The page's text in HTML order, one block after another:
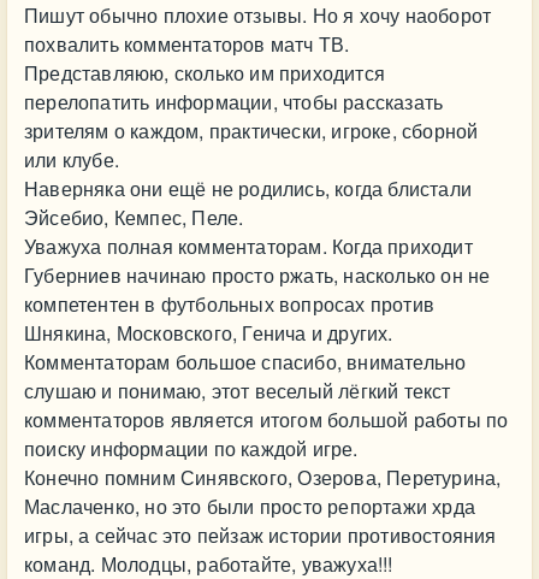
Пишут обычно плохие отзывы. Но я хочу наоборот
похвалить комментаторов матч ТВ.
Представляюю, сколько им приходится
перелопатить информации, чтобы рассказать
зрителям о каждом, практически, игроке, сборной
или клубе.
Наверняка они ещё не родились, когда блистали
Эйсебио, Кемпес, Пеле.
Уважуха полная комментаторам. Когда приходит
Губерниев начинаю просто ржать, насколько он не
компетентен в футбольных вопросах против
Шнякина, Московского, Генича и других.
Комментаторам большое спасибо, внимательно
слушаю и понимаю, этот веселый лёгкий текст
комментаторов является итогом большой работы по
поиску информации по каждой игре.
Конечно помним Синявского, Озерова, Перетурина,
Маслаченко, но это были просто репортажи хрда
игры, а сейчас это пейзаж истории противостояния
команд. Молодцы, работайте, уважуха!!!